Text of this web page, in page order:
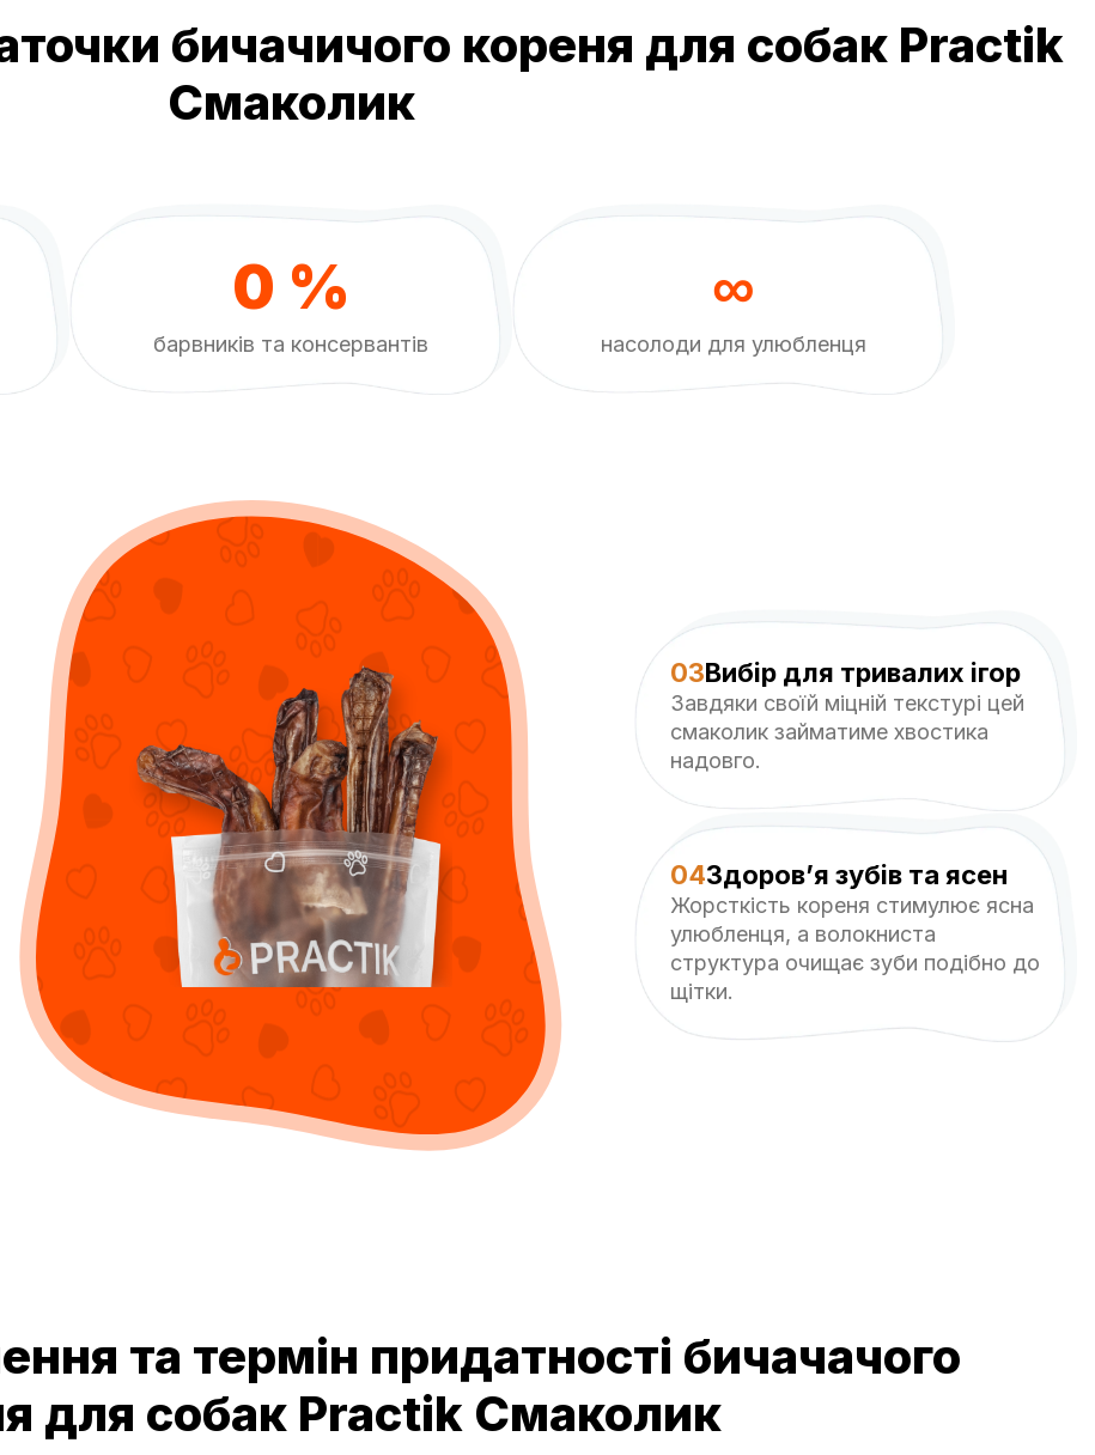
бичачичого кореня для собак Practik
Смаколик
03Вибір для тривалих ігор
Завдяки своїй міцній текстурі цей
смаколик займатиме хвостика
надовго.
04Здоров’я зубів та ясен
Жорсткість кореня стимулює ясна
улюбленця, а волокниста
структура очищає зуби подібно до
щітки.
0 %
барвників та консервантів
∞
насолоди для улюбленця
та термін придатності бичачачого
для собак Practik Смаколик